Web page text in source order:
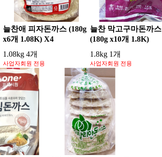
늘찬애 피자돈까스 (180g
x6개 1.08K) X4
1.08kg 4개
사업자회원 전용
늘찬 막고구마돈까스
(180g x10개 1.8K)
1.8kg 1개
사업자회원 전용